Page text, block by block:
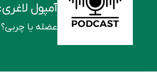
آمپول لاغری: قبل
عضله یا چربی؟